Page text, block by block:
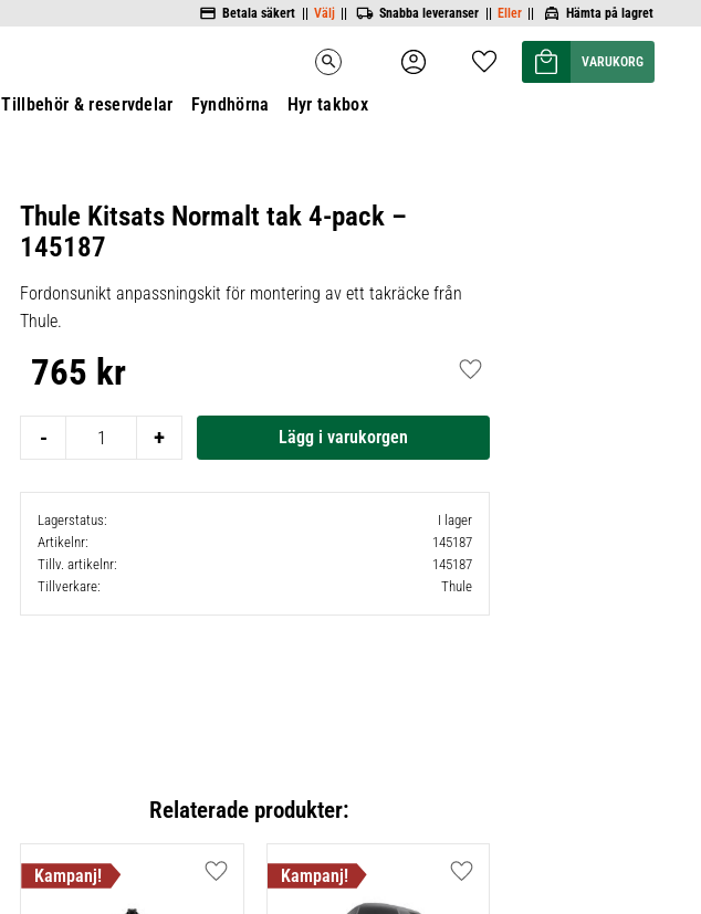
Betala säkert || Välj || Snabba leveranser || Eller || Hämta på lagret
search Favoriter
Kundvagn
Tillbehör & reservdelar Fyndhörna Hyr takbox
Thule Kitsats Normalt tak 4-pack –
145187
Fordonsunikt anpassningskit för montering av ett takräcke från
Thule.
765 kr
+
-
Lägg till i favoriter
Lagerstatus
I lager
Artikelnr
145187
Tillv. artikelnr
145187
Tillverkare
Thule
Relaterade produkter:
Lägg till i favoriter Lägg till i favoriter